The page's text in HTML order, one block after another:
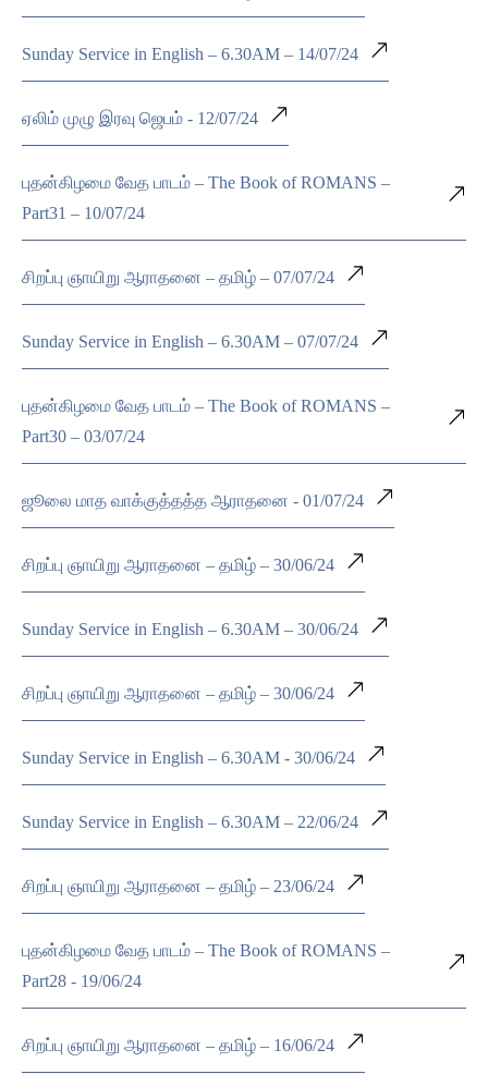
Sunday Service in English – 6.30AM – 14/07/24
ஏலிம் முழு இரவு ஜெபம் - 12/07/24
புதன்கிழமை வேத பாடம் – The Book of ROMANS –
Part31 – 10/07/24
சிறப்பு ஞாயிறு ஆராதனை – தமிழ் – 07/07/24
Sunday Service in English – 6.30AM – 07/07/24
புதன்கிழமை வேத பாடம் – The Book of ROMANS –
Part30 – 03/07/24
ஜூலை மாத வாக்குத்தத்த ஆராதனை - 01/07/24
சிறப்பு ஞாயிறு ஆராதனை – தமிழ் – 30/06/24
Sunday Service in English – 6.30AM – 30/06/24
சிறப்பு ஞாயிறு ஆராதனை – தமிழ் – 30/06/24
Sunday Service in English – 6.30AM - 30/06/24
Sunday Service in English – 6.30AM – 22/06/24
சிறப்பு ஞாயிறு ஆராதனை – தமிழ் – 23/06/24
புதன்கிழமை வேத பாடம் – The Book of ROMANS –
Part28 - 19/06/24
சிறப்பு ஞாயிறு ஆராதனை – தமிழ் – 16/06/24